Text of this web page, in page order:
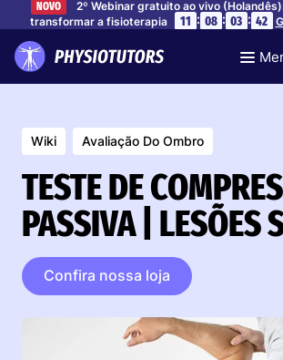
NOVO
2º Webinar gratuito ao vivo
transformar a fisioterapia
11 : 08 : 03 : 41
Wiki Avaliação Do Ombro
TESTE DE
PASSIVA | LESÕES
Confira nossa loja